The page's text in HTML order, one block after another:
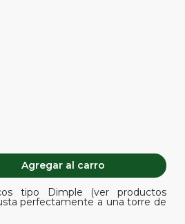
Agregar al carro
tipo Dimple (ver productos
perfectamente a una torre de